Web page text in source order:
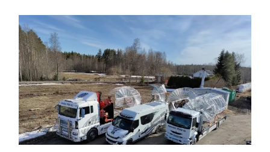
LÄMMITYSKALUSTO JA
KONDENSSIKUIVAIN
MAANTIIVISTÄJÄT
PALJUVUOKRAUS
SAHAT JA LEIKKURIT